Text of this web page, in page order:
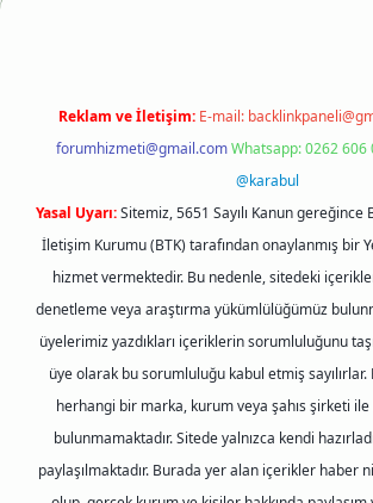
Reklam ve İletişim: E-mail:
forumhizmeti@gmail.comWhatsapp: 0262 606
@karabul
Yasal Uyarı:Sitemiz, 5651 Sayılı Kanun
İletişim Kurumu (BTK) tarafından onaylanmış bir
hizmet vermektedir. Bu nedenle, sitedeki
denetleme veya araştırma yükümlülüğümüz
üyelerimiz yazdıkları içeriklerin sorumluluğunu
üye olarak bu sorumluluğu kabul etmiş
herhangi bir marka, kurum veya şahıs şirketi ile
bulunmamaktadır. Sitede yalnızca kendi
paylaşılmaktadır. Burada yer alan içerikler haber